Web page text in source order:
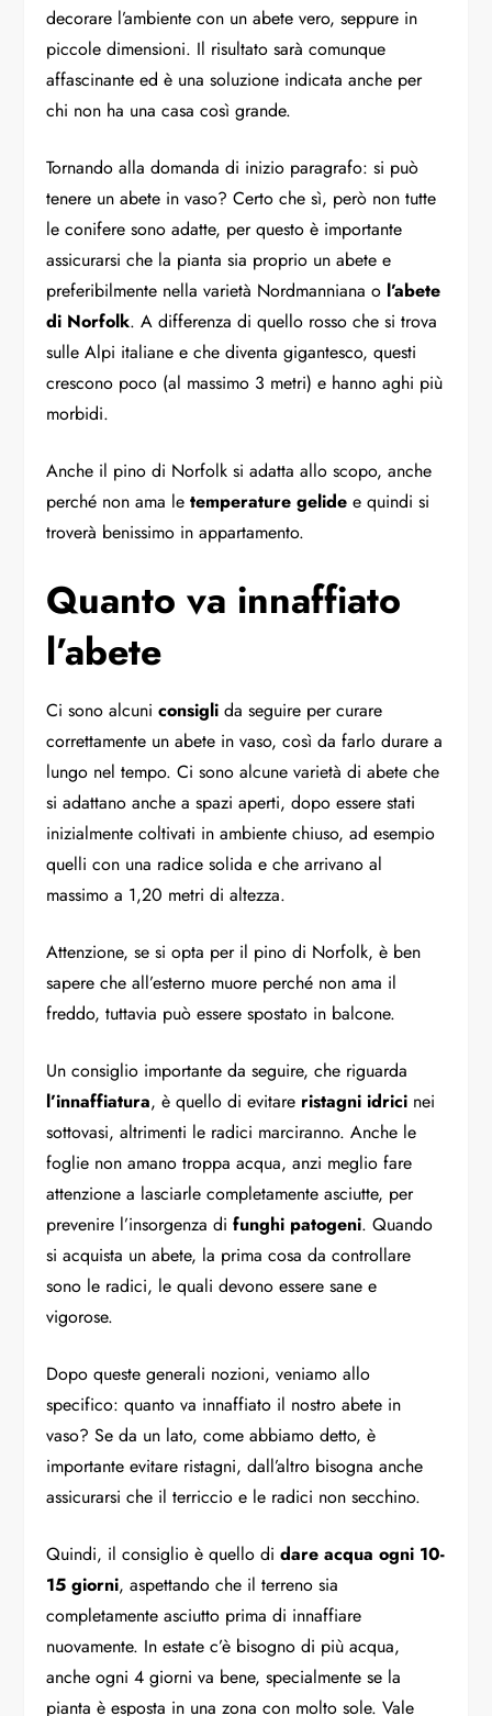
decorare l’ambiente con un abete vero, seppure in
piccole dimensioni. Il risultato sarà comunque
affascinante ed è una soluzione indicata anche per
chi non ha una casa così grande.
Tornando alla domanda di inizio paragrafo: si può
tenere un abete in vaso? Certo che sì, però non tutte
le conifere sono adatte, per questo è importante
assicurarsi che la pianta sia proprio un abete e
preferibilmente nella varietà Nordmanniana o l’abete
di Norfolk. A differenza di quello rosso che si trova
sulle Alpi italiane e che diventa gigantesco, questi
crescono poco (al massimo 3 metri) e hanno aghi più
morbidi.
Anche il pino di Norfolk si adatta allo scopo, anche
perché non ama letemperature gelide e quindi si
troverà benissimo in appartamento.
Quanto va innaffiato
l’abete
Ci sono alcuniconsigli da seguire per curare
correttamente un abete in vaso, così da farlo durare a
lungo nel tempo. Ci sono alcune varietà di abete che
si adattano anche a spazi aperti, dopo essere stati
inizialmente coltivati in ambiente chiuso, ad esempio
quelli con una radice solida e che arrivano al
massimo a 1,20 metri di altezza.
Attenzione, se si opta per il pino di Norfolk, è ben
sapere che all’esterno muore perché non ama il
freddo, tuttavia può essere spostato in balcone.
Un consiglio importante da seguire, che riguarda
l’innaffiatura, è quello di evitare ristagni idrici nei
sottovasi, altrimenti le radici marciranno. Anche le
foglie non amano troppa acqua, anzi meglio fare
attenzione a lasciarle completamente asciutte, per
prevenire l’insorgenza difunghi patogeni. Quando
si acquista un abete, la prima cosa da controllare
sono le radici, le quali devono essere sane e
vigorose.
Dopo queste generali nozioni, veniamo allo
specifico: quanto va innaffiato il nostro abete in
vaso? Se da un lato, come abbiamo detto, è
importante evitare ristagni, dall’altro bisogna anche
assicurarsi che il terriccio e le radici non secchino.
Quindi, il consiglio è quello didare acqua ogni 10-
15 giorni, aspettando che il terreno sia
completamente asciutto prima di innaffiare
nuovamente. In estate c’è bisogno di più acqua,
anche ogni 4 giorni va bene, specialmente se la
pianta è esposta in una zona con molto sole. Vale